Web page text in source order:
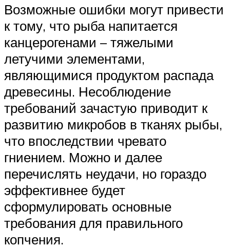
Возможные ошибки могут привести
к тому, что рыба напитается
канцерогенами – тяжелыми
летучими элементами,
являющимися продуктом распада
древесины. Несоблюдение
требований зачастую приводит к
развитию микробов в тканях рыбы,
что впоследствии чревато
гниением. Можно и далее
перечислять неудачи, но гораздо
эффективнее будет
сформулировать основные
требования для правильного
копчения.